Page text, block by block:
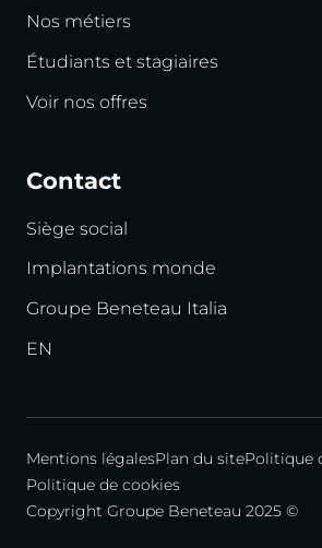
Nos métiers
Étudiants et stagiaires
Voir nos offres
Contact
Siège social
Implantations monde
Groupe Beneteau Italia
EN
Mentions légalesPlan du sitePolitique
Politique de cookies
Copyright Groupe Beneteau 2025 ©